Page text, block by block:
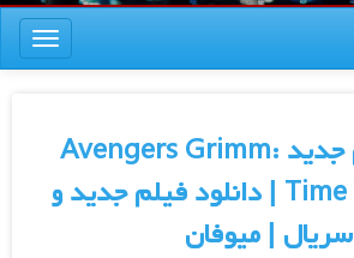
ناوبری
دانلود فیلم جدید Avengers Grimm:
Time Wars 2018 | دانلود فیلم جدید و
سریال | میوفان